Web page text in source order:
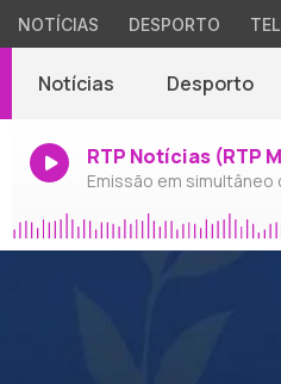
NOTÍCIAS DESPORTO
Notícias Desporto
RTP Notícias (RTP
Emissão em simultâneo